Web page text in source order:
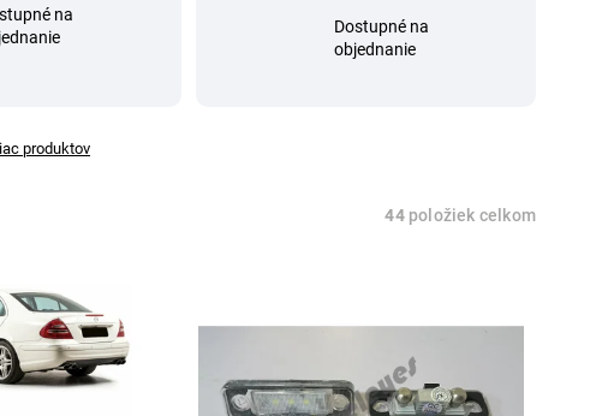
na
Dostupné na
objednanie
produktov
44položiek celkom